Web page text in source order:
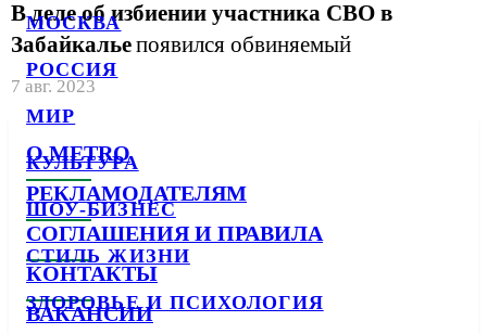
МОСКВА
РОССИЯ
МИР
КУЛЬТУРА
ШОУ-БИЗНЕС
СТИЛЬ ЖИЗНИ
ЗДОРОВЬЕ И ПСИХОЛОГИЯ
В деле об избиении участника СВО в
Забайкальепоявился обвиняемый
7 авг. 2023
О METRO
РЕКЛАМОДАТЕЛЯМ
СОГЛАШЕНИЯ И ПРАВИЛА
КОНТАКТЫ
ВАКАНСИИ